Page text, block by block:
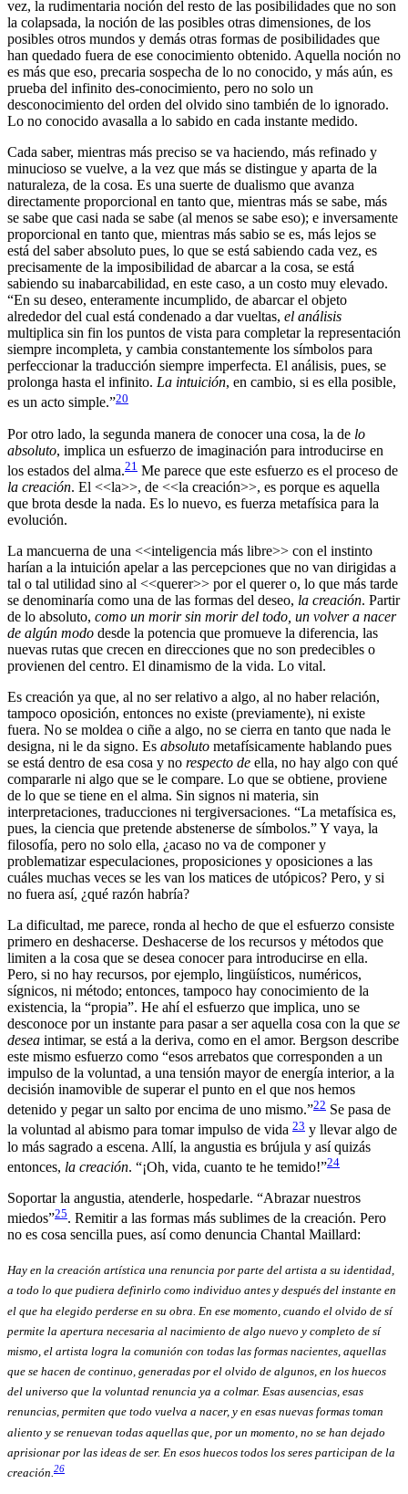
vez, la rudimentaria noción del resto de las posibilidades que no son
la colapsada, la noción de las posibles otras dimensiones, de los
posibles otros mundos y demás otras formas de posibilidades que
han quedado fuera de ese conocimiento obtenido. Aquella noción no
es más que eso, precaria sospecha de lo no conocido, y más aún, es
prueba del infinito des-conocimiento, pero no solo un
desconocimiento del orden del olvido sino también de lo ignorado.
Lo no conocido avasalla a lo sabido en cada instante medido.
Cada saber, mientras más preciso se va haciendo, más refinado y
minucioso se vuelve, a la vez que más se distingue y aparta de la
naturaleza, de la cosa. Es una suerte de dualismo que avanza
directamente proporcional en tanto que, mientras más se sabe, más
se sabe que casi nada se sabe (al menos se sabe eso); e inversamente
proporcional en tanto que, mientras más sabio se es, más lejos se
está del saber absoluto pues, lo que se está sabiendo cada vez, es
precisamente de la imposibilidad de abarcar a la cosa, se está
sabiendo su inabarcabilidad, en este caso, a un costo muy elevado.
“En su deseo, enteramente incumplido, de abarcar el objeto
alrededor del cual está condenado a dar vueltas, el análisis
multiplica sin fin los puntos de vista para completar la representación
siempre incompleta, y cambia constantemente los símbolos para
perfeccionar la traducción siempre imperfecta. El análisis, pues, se
prolonga hasta el infinito. La intuición, en cambio, si es ella posible,
es un acto simple.”20
Por otro lado, la segunda manera de conocer una cosa, la de lo
absoluto, implica un esfuerzo de imaginación para introducirse en
los estados del alma.21 Me parece que este esfuerzo es el proceso de
la creación. El <<la>>, de <<la creación>>, es porque es aquella
que brota desde la nada. Es lo nuevo, es fuerza metafísica para la
evolución.
La mancuerna de una <<inteligencia más libre>> con el instinto
harían a la intuición apelar a las percepciones que no van dirigidas a
tal o tal utilidad sino al <<querer>> por el querer o, lo que más tarde
se denominaría como una de las formas del deseo, la creación. Partir
de lo absoluto, como un morir sin morir del todo, un volver a nacer
de algún modo desde la potencia que promueve la diferencia, las
nuevas rutas que crecen en direcciones que no son predecibles o
provienen del centro. El dinamismo de la vida. Lo vital.
Es creación ya que, al no ser relativo a algo, al no haber relación,
tampoco oposición, entonces no existe (previamente), ni existe
fuera. No se moldea o ciñe a algo, no se cierra en tanto que nada le
designa, ni le da signo. Es absoluto metafísicamente hablando pues
se está dentro de esa cosa y no respecto de ella, no hay algo con qué
compararle ni algo que se le compare. Lo que se obtiene, proviene
de lo que se tiene en el alma. Sin signos ni materia, sin
interpretaciones, traducciones ni tergiversaciones. “La metafísica es,
pues, la ciencia que pretende abstenerse de símbolos.” Y vaya, la
filosofía, pero no solo ella, ¿acaso no va de componer y
problematizar especulaciones, proposiciones y oposiciones a las
cuáles muchas veces se les van los matices de utópicos? Pero, y si
no fuera así, ¿qué razón habría?
La dificultad, me parece, ronda al hecho de que el esfuerzo consiste
primero en deshacerse. Deshacerse de los recursos y métodos que
limiten a la cosa que se desea conocer para introducirse en ella.
Pero, si no hay recursos, por ejemplo, lingüísticos, numéricos,
sígnicos, ni método; entonces, tampoco hay conocimiento de la
existencia, la “propia”. He ahí el esfuerzo que implica, uno se
desconoce por un instante para pasar a ser aquella cosa con la que se
desea intimar, se está a la deriva, como en el amor. Bergson describe
este mismo esfuerzo como “esos arrebatos que corresponden a un
impulso de la voluntad, a una tensión mayor de energía interior, a la
decisión inamovible de superar el punto en el que nos hemos
detenido y pegar un salto por encima de uno mismo.”22 Se pasa de
la voluntad al abismo para tomar impulso de vida 23 y llevar algo de
lo más sagrado a escena. Allí, la angustia es brújula y así quizás
entonces, la creación. “¡Oh, vida, cuanto te he temido!”24
Soportar la angustia, atenderle, hospedarle. “Abrazar nuestros
miedos”25. Remitir a las formas más sublimes de la creación. Pero
no es cosa sencilla pues, así como denuncia Chantal Maillard:
Hay en la creación artística una renuncia por parte del artista a su identidad,
a todo lo que pudiera definirlo como individuo antes y después del instante en
el que ha elegido perderse en su obra. En ese momento, cuando el olvido de sí
permite la apertura necesaria al nacimiento de algo nuevo y completo de sí
mismo, el artista logra la comunión con todas las formas nacientes, aquellas
que se hacen de continuo, generadas por el olvido de algunos, en los huecos
del universo que la voluntad renuncia ya a colmar. Esas ausencias, esas
renuncias, permiten que todo vuelva a nacer, y en esas nuevas formas toman
aliento y se renuevan todas aquellas que, por un momento, no se han dejado
aprisionar por las ideas de ser. En esos huecos todos los seres participan de la
creación.26